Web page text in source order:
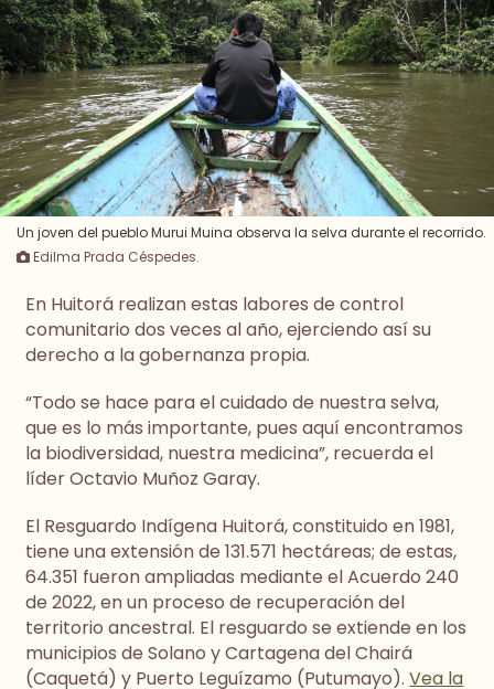
Un joven del pueblo Murui Muina observa la selva durante el recorrido.
Edilma Prada Céspedes.
En Huitorá realizan estas labores de control
comunitario dos veces al año, ejerciendo así su
derecho a la gobernanza propia.
“Todo se hace para el cuidado de nuestra selva,
que es lo más importante, pues aquí encontramos
la biodiversidad, nuestra medicina”, recuerda el
líder Octavio Muñoz Garay.
El Resguardo Indígena Huitorá, constituido en 1981,
tiene una extensión de 131.571 hectáreas; de estas,
64.351 fueron ampliadas mediante el Acuerdo 240
de 2022, en un proceso de recuperación del
territorio ancestral. El resguardo se extiende en los
municipios de Solano y Cartagena del Chairá
(Caquetá) y Puerto Leguízamo (Putumayo).Vea la